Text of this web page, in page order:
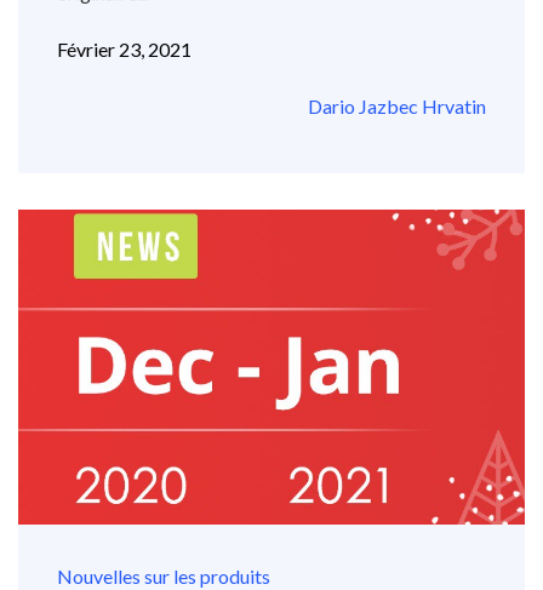
Février 23, 2021
Dario Jazbec Hrvatin
Nouvelles sur les produits